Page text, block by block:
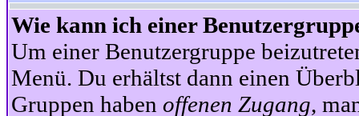
Wie kann ich einer
Um einer Benutzergruppe
Menü. Du erhältst dann einen
Gruppen haben offenen Zugang,